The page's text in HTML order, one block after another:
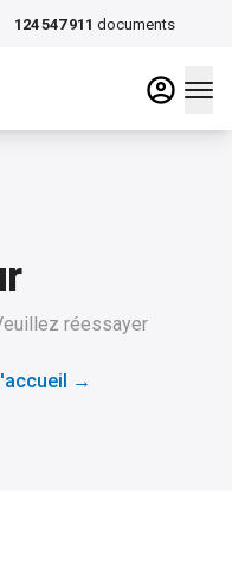
124 547 911 documents
réessayer
→